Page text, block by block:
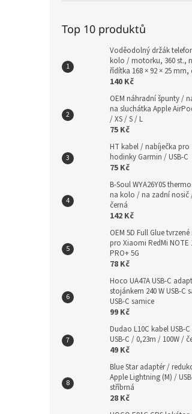
Top 10 produktů
Voděodolný držák
kolo / motorku, 360 st.,
řídítka 168 × 92 × 25 mm,
140 Kč
OEM náhradní špunty /
na sluchátka Apple
/ XS / S / L
75 Kč
HT kabel / nabíječka pro
hodinky Garmin / USB-C
75 Kč
B-Soul WYA26Y0S
na kolo / na zadní nosič
černá
142 Kč
OEM 5D Full Glue tvrzené
pro Xiaomi RedMi NOTE
PRO+ 5G
78 Kč
Hoco UA47A USB-C
stojánkem 240 W USB-C
USB-C samice
99 Kč
Dudao L10C kabel USB-
USB-C / 0,23m / 100W /
49 Kč
Blue Star adaptér /
Apple Lightning (M) /
stříbrná
28 Kč